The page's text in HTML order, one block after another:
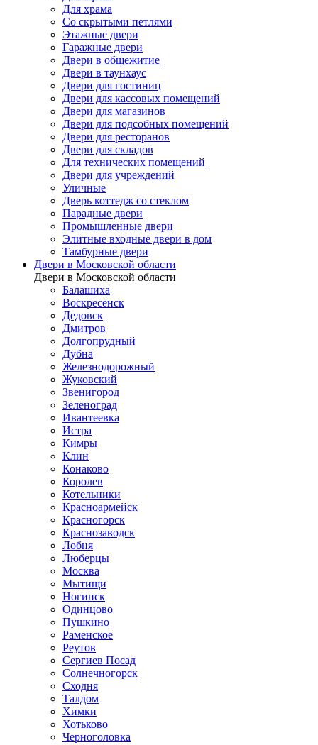
Для храма
Со скрытыми петлями
Этажные двери
Гаражные двери
Двери в общежитие
Двери в таунхаус
Двери для гостиниц
Двери для кассовых помещений
Двери для магазинов
Двери для подсобных помещений
Двери для ресторанов
Двери для складов
Для технических помещений
Двери для учреждений
Уличные
Дверь коттедж со стеклом
Парадные двери
Промышленные двери
Элитные входные двери в дом
Тамбурные двери
Двери в Московской области
Двери в Московской области
Балашиха
Воскресенск
Дедовск
Дмитров
Долгопрудный
Дубна
Железнодорожный
Жуковский
Звенигород
Зеленоград
Ивантеевка
Истра
Кимры
Клин
Конаково
Королев
Котельники
Красноармейск
Красногорск
Краснозаводск
Лобня
Люберцы
Москва
Мытищи
Ногинск
Одинцово
Пушкино
Раменское
Реутов
Сергиев Посад
Солнечногорск
Сходня
Талдом
Химки
Хотьково
Черноголовка